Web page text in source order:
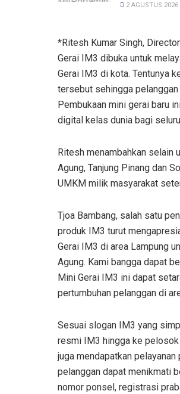
2 AGUSTUS 2026
*Ritesh Kumar Singh,
Gerai IM3 dibuka untuk
Gerai IM3 di kota. Tentunya
tersebut sehingga
Pembukaan mini gerai baru
digital kelas dunia bagi
Ritesh menambahkan selain
Agung, Tanjung Pinang dan
UMKM milik masyarakat
Tjoa Bambang, salah satu
produk IM3 turut
Gerai IM3 di area Lampung
Agung. Kami bangga dapat
Mini Gerai IM3 ini dapat
pertumbuhan pelanggan di
Sesuai slogan IM3 yang
resmi IM3 hingga ke pelosok
juga mendapatkan
pelanggan dapat menikmati
nomor ponsel, registrasi